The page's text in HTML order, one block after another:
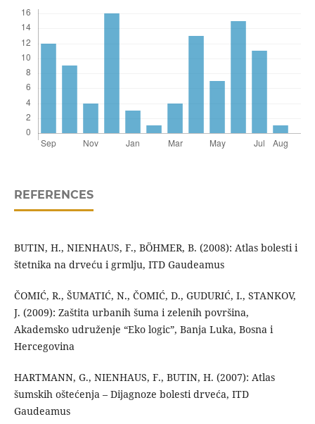
REFERENCES
BUTIN, H., NIENHAUS, F., BÖHMER, B. (2008): Atlas bolesti i
štetnika na drveću i grmlju, ITD Gaudeamus
ČOMIĆ, R., ŠUMATIĆ, N., ČOMIĆ, D., GUDURIĆ, I., STANKOV,
J. (2009): Zaštita urbanih šuma i zelenih površina,
Akademsko udruženje “Eko logic”, Banja Luka, Bosna i
Hercegovina
HARTMANN, G., NIENHAUS, F., BUTIN, H. (2007): Atlas
šumskih oštećenja – Dijagnoze bolesti drveća, ITD
Gaudeamus